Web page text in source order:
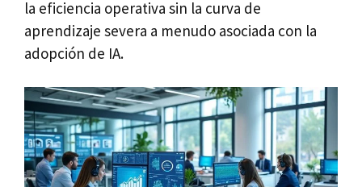
la eficiencia operativa sin la curva de
aprendizaje severa a menudo asociada con la
adopción de IA.